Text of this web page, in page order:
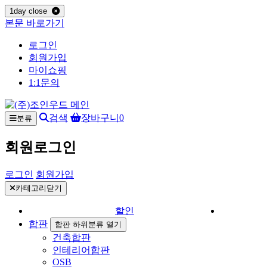
1day close
본문 바로가기
로그인
회원가입
마이쇼핑
1:1문의
분류 검색 장바구니 0
회원로그인
로그인 회원가입
카테고리닫기
할인
합판
합판 하위분류 열기
건축합판
인테리어합판
OSB